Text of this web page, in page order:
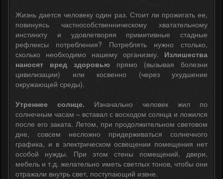
Жизнь дается человеку один раз. Стоит ли прожигать ее,
повинуясь частнособственническому хватательному
инстинкту и удовлетворяя примитивные стадные
рефлексы потребления? Потреблять нужно столько,
сколько необходимо нашему организму. Излишества
наносят вред здоровью прямо (вызывая болезни
цивилизации) или косвенно (через ухудшение
окружающей среды).
Утреннее солнце. Изначально человек жил по
солнечным часам – вставал с восходом солнца и ложился
после его заката. Летом, при продолжительном световом
дне, совсем несложно придерживаться солнечного
графика, и в электрическом освещении помещения нет
особой нужды. При этом стены помещений, двери,
мебель и т.д. желательно иметь светлых тонов, чтобы они
отражали внутрь свет, поступающий извне.